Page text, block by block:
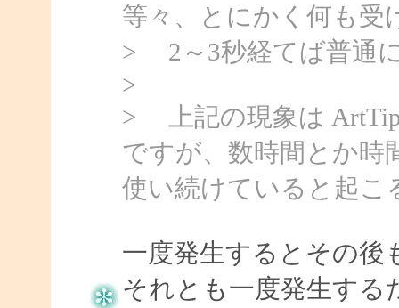
等々、とにかく何も受
> 2～3秒経てば普通
>
> 上記の現象は
ですが、数時間とか時
使い続けていると起こ
一度発生するとその後
それとも一度発生す